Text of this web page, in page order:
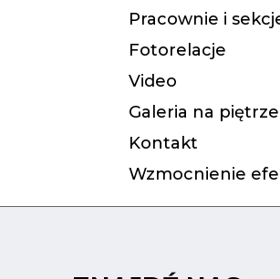
Pracownie i
Fotorelacje
Video
Galeria na piętrze
Kontakt
Wzmocnienie